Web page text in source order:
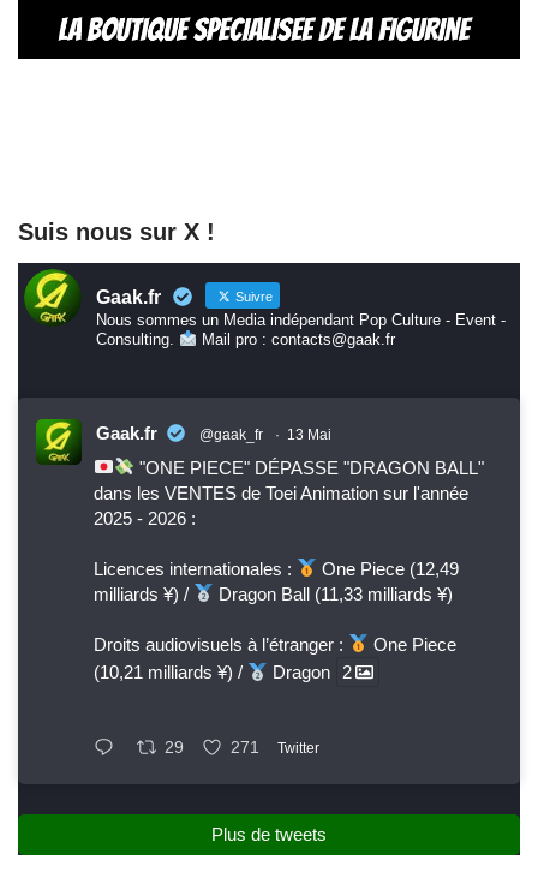
Suis nous sur X !
Gaak.fr Suivre
Nous sommes un Media indépendant Pop Culture - Event -
Consulting.
Mail pro : contacts@gaak.fr
Gaak.fr @gaak_fr · 13 Mai
"ONE PIECE" DÉPASSE "DRAGON BALL"
dans les VENTES de Toei Animation sur l'année
2025 - 2026 :
Licences internationales :
One Piece (12,49
milliards ¥) /
Dragon Ball (11,33 milliards ¥)
Droits audiovisuels à l’étranger :
One Piece
(10,21 milliards ¥) /
Dragon 2
29 271 Twitter
Plus de tweets